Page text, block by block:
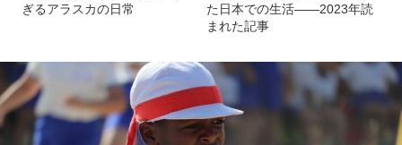
ぎるアラスカの日常
た日本での生活――2023年読
まれた記事